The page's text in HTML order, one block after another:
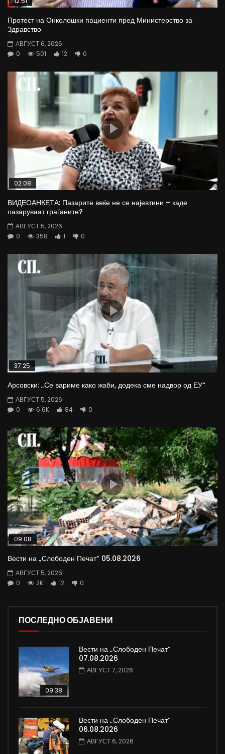
Протест на Онколошки пациенти пред Министерство за
Здравство
АВГУСТ 6, 2026
0
501 12 0
02:08
ВИДЕОАНКЕТА: Пазарите веќе не се најевтини – каде
пазаруваат граѓаните?
АВГУСТ 5, 2026
0
358 1 0
37:25
Арсовски: „Се вариме како жаби, додека сме надвор од ЕУ“
АВГУСТ 5, 2026
0
6.6K 84 0
09:08
Вести на „Слободен Печат“ 05.08.2026
АВГУСТ 5, 2026
0
2K 12 0
ПОСЛЕДНО ОБЈАВЕНИ
09:38
Вести на „Слободен Печат“
07.08.2026
АВГУСТ 7, 2026
Вести на „Слободен Печат“
06.08.2026
АВГУСТ 6, 2026